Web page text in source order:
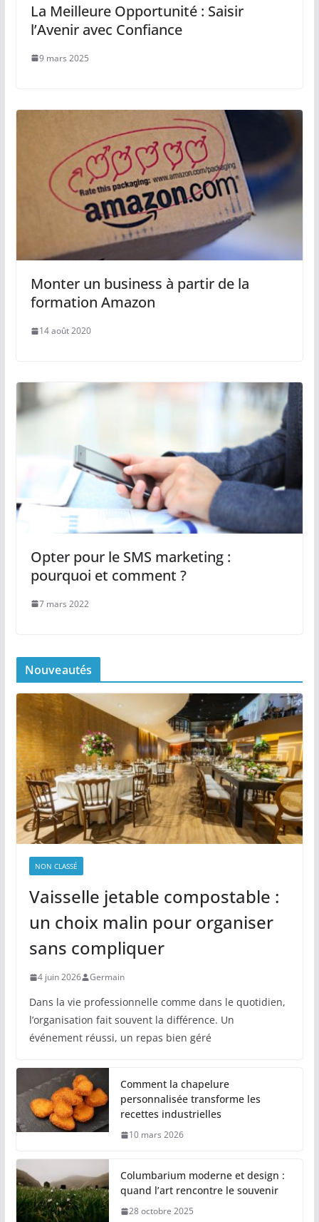
La Meilleure Opportunité : Saisir
l’Avenir avec Confiance
9 mars 2025
Monter un business à partir de la
formation Amazon
14 août 2020
Opter pour le SMS marketing :
pourquoi et comment ?
7 mars 2022
Nouveautés
NON CLASSÉ
Vaisselle jetable compostable :
un choix malin pour organiser
sans compliquer
4 juin 2026 Germain
Dans la vie professionnelle comme dans le quotidien,
l’organisation fait souvent la différence. Un
événement réussi, un repas bien géré
Comment la chapelure
personnalisée transforme les
recettes industrielles
10 mars 2026
Columbarium moderne et design :
quand l’art rencontre le souvenir
28 octobre 2025